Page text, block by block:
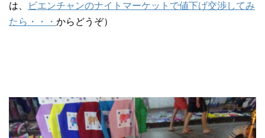
は、
ビエンチャンのナイトマーケットで値下げ交渉してみ
たら・・・ からどうぞ）